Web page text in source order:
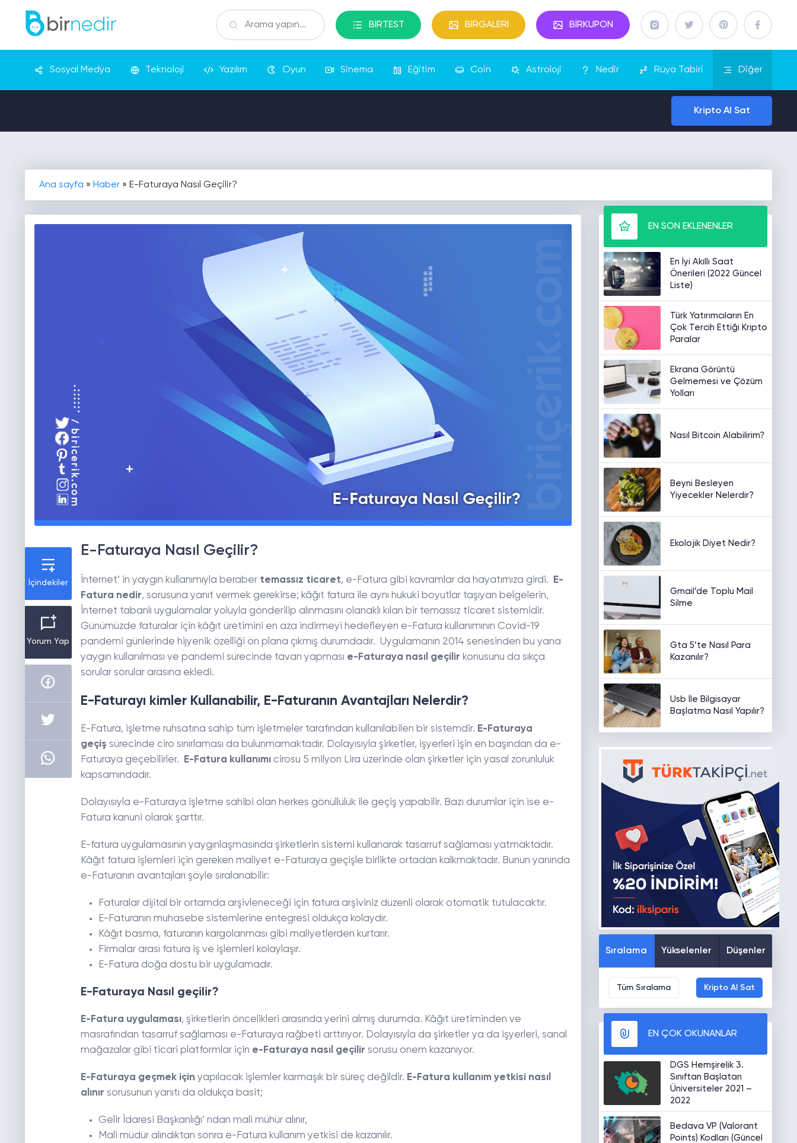
BİRTEST BİRGALERİ BİRKUPON
Sosyal Medya Teknoloji Yazılım Oyun Sinema Eğitim Coin Astroloji Nedir Rüya Tabiri Diğer
Kripto Al Sat
Ana sayfa » Haber» E-Faturaya Nasıl Geçilir?
İçindekiler
Yorum Yap
E-Faturaya Nasıl Geçilir?
İnternet’ in yaygın kullanımıyla beraber temassız ticaret, e-Fatura gibi kavramlar da hayatımıza girdi. E-
Fatura nedir, sorusuna yanıt vermek gerekirse; kâğıt fatura ile aynı hukuki boyutlar taşıyan belgelerin,
İnternet tabanlı uygulamalar yoluyla gönderilip alınmasını olanaklı kılan bir temassız ticaret sistemidir.
Günümüzde faturalar için kâğıt üretimini en aza indirmeyi hedefleyen e-Fatura kullanımının Covid-19
pandemi günlerinde hijyenik özelliği ön plana çıkmış durumdadır. Uygulamanın 2014 senesinden bu yana
yaygın kullanılması ve pandemi sürecinde tavan yapması e-Faturaya nasıl geçilir konusunu da sıkça
sorular sorular arasına ekledi.
E-Faturayı kimler Kullanabilir, E-Faturanın Avantajları Nelerdir?
E-Fatura, işletme ruhsatına sahip tüm işletmeler tarafından kullanılabilen bir sistemdir. E-Faturaya
geçiş sürecinde ciro sınırlaması da bulunmamaktadır. Dolayısıyla şirketler, işyerleri işin en başından da e-
Faturaya geçebilirler. E-Fatura kullanımı cirosu 5 milyon Lira üzerinde olan şirketler için yasal zorunluluk
kapsamındadır.
Dolayısıyla e-Faturaya işletme sahibi olan herkes gönüllülük ile geçiş yapabilir. Bazı durumlar için ise e-
Fatura kanuni olarak şarttır.
E-fatura uygulamasının yaygınlaşmasında şirketlerin sistemi kullanarak tasarruf sağlaması yatmaktadır.
Kâğıt fatura işlemleri için gereken maliyet e-Faturaya geçişle birlikte ortadan kalkmaktadır. Bunun yanında
e-Faturanın avantajları şöyle sıralanabilir:
Faturalar dijital bir ortamda arşivleneceği için fatura arşiviniz düzenli olarak otomatik tutulacaktır.
E-Faturanın muhasebe sistemlerine entegresi oldukça kolaydır.
Kâğıt basma, faturanın kargolanması gibi maliyetlerden kurtarır.
Firmalar arası fatura iş ve işlemleri kolaylaşır.
E-Fatura doğa dostu bir uygulamadır.
E-Faturaya Nasıl geçilir?
E-Fatura uygulaması, şirketlerin öncelikleri arasında yerini almış durumda. Kâğıt üretiminden ve
masrafından tasarruf sağlaması e-Faturaya rağbeti arttırıyor. Dolayısıyla da şirketler ya da işyerleri, sanal
mağazalar gibi ticari platformlar için e-Faturaya nasıl geçilir sorusu önem kazanıyor.
E-Faturaya geçmek için yapılacak işlemler karmaşık bir süreç değildir. E-Fatura kullanım yetkisi nasıl
alınır sorusunun yanıtı da oldukça basit;
Gelir İdaresi Başkanlığı’ ndan mali mühür alınır,
Mali müdür alındıktan sonra e-Fatura kullanım yetkisi de kazanılır.
EN SON EKLENENLER
En İyi Akıllı Saat
Önerileri (2022 Güncel
Liste)
Türk Yatırımcıların En
Çok Tercih Ettiği Kripto
Paralar
Ekrana Görüntü
Gelmemesi ve Çözüm
Yolları
Nasıl Bitcoin Alabilirim?
Beyni Besleyen
Yiyecekler Nelerdir?
Ekolojik Diyet Nedir?
Gmail’de Toplu Mail
Silme
Gta 5’te Nasıl Para
Kazanılır?
Usb İle Bilgisayar
Başlatma Nasıl Yapılır?
Sıralama Yükselenler Düşenler
Tüm Sıralama Kripto Al Sat
EN ÇOK OKUNANLAR
DGS Hemşirelik 3.
Sınıftan Başlatan
Üniversiteler 2021 –
2022
Bedava VP (Valorant
Points) Kodları (Güncel